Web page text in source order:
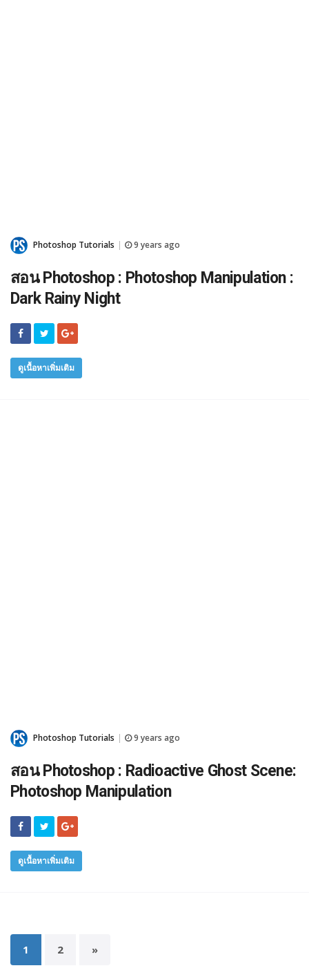
Photoshop Tutorials 9 years ago
สอน Photoshop : Photoshop Manipulation :
Dark Rainy Night
ดูเนื้อหาเพิ่มเติม
Photoshop Tutorials 9 years ago
สอน Photoshop : Radioactive Ghost Scene:
Photoshop Manipulation
ดูเนื้อหาเพิ่มเติม
1 2 »